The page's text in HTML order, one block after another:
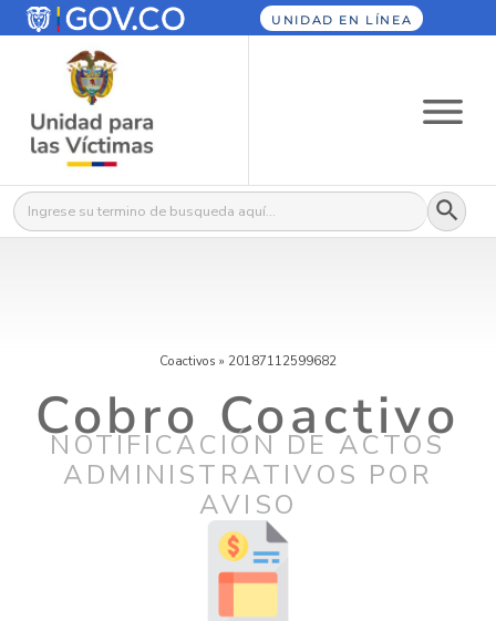
UNIDAD EN LÍNEA
Buscar: Botón
Coactivos » 20187112599682
Cobro Coactivo
NOTIFICACIÓN DE ACTOS
ADMINISTRATIVOS POR
AVISO